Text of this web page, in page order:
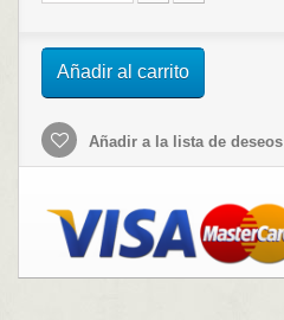
Añadir al carrito
Añadir a la lista de deseos